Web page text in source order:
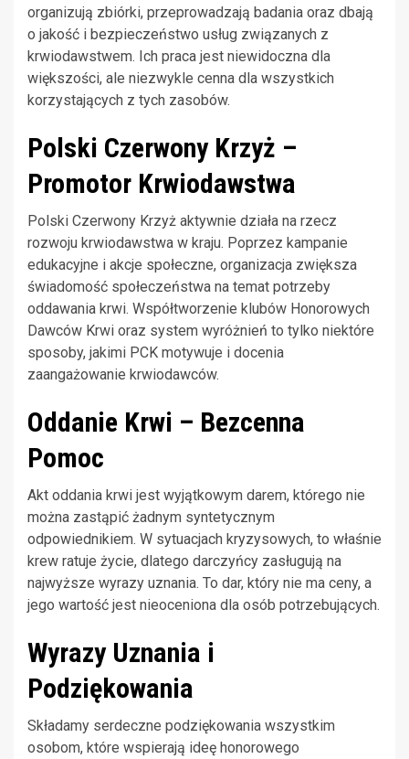
organizują zbiórki, przeprowadzają badania oraz dbają
o jakość i bezpieczeństwo usług związanych z
krwiodawstwem. Ich praca jest niewidoczna dla
większości, ale niezwykle cenna dla wszystkich
korzystających z tych zasobów.
Polski Czerwony Krzyż –
Promotor Krwiodawstwa
Polski Czerwony Krzyż aktywnie działa na rzecz
rozwoju krwiodawstwa w kraju. Poprzez kampanie
edukacyjne i akcje społeczne, organizacja zwiększa
świadomość społeczeństwa na temat potrzeby
oddawania krwi. Współtworzenie klubów Honorowych
Dawców Krwi oraz system wyróżnień to tylko niektóre
sposoby, jakimi PCK motywuje i docenia
zaangażowanie krwiodawców.
Oddanie Krwi – Bezcenna
Pomoc
Akt oddania krwi jest wyjątkowym darem, którego nie
można zastąpić żadnym syntetycznym
odpowiednikiem. W sytuacjach kryzysowych, to właśnie
krew ratuje życie, dlatego darczyńcy zasługują na
najwyższe wyrazy uznania. To dar, który nie ma ceny, a
jego wartość jest nieoceniona dla osób potrzebujących.
Wyrazy Uznania i
Podziękowania
Składamy serdeczne podziękowania wszystkim
osobom, które wspierają ideę honorowego